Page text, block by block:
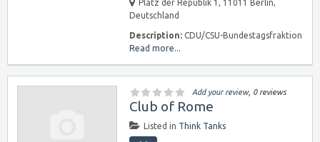
Platz der Republik 1, 11011 Berlin,
Deutschland
Description: CDU/CSU-Bundestagsfraktion
Read more...
Add your review, 0 reviews
Club of Rome
Listed in Think Tanks